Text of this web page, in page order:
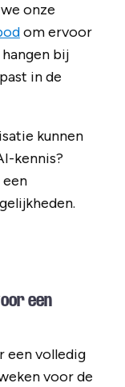
onze
om ervoor
bij
in de
kunnen
kennis?
een
een volledig
voor de